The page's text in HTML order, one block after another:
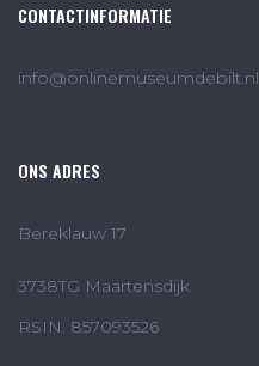
CONTACTINFORMATIE
info@onlinemuseumdebilt.nl
ONS ADRES
Bereklauw 17
3738TG Maartensdijk
RSIN: 857093526